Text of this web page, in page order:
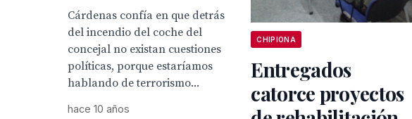
Cárdenas confía en que detrás
del incendio del coche del
concejal no existan cuestiones
políticas, porque estaríamos
hablando de terrorismo...
hace 10 años
CHIPIONA
Entregados
catorce proyectos